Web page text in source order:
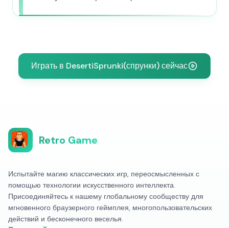
Играть в DesertiSprunki(спрунки) сейчас
Retro Game
Испытайте магию классических игр, переосмысленных с
помощью технологии искусственного интеллекта.
Присоединяйтесь к нашему глобальному сообществу для
мгновенного браузерного геймплея, многопользовательских
действий и бесконечного веселья.